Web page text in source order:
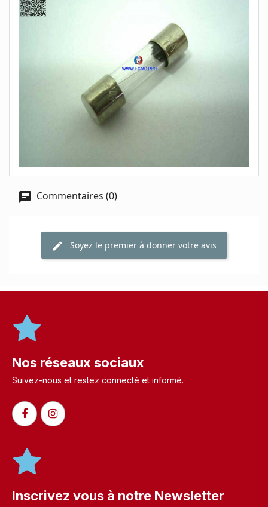
Commentaires (0)
Soyez le premier à donner votre avis
Nos réseaux sociaux
Suivez-nous et restez connecté et informé.​
Inscrivez vous à notre Newsletter